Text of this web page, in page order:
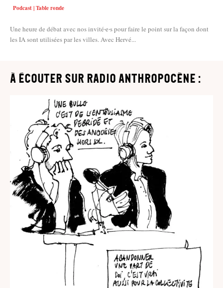
Podcast | Table ronde
Une heure de débat avec nos invité‧e‧s pour faire le point sur la façon dont
les IA sont utilisées par les villes. Avec Hervé...
à écouter sur Radio Anthropocène :